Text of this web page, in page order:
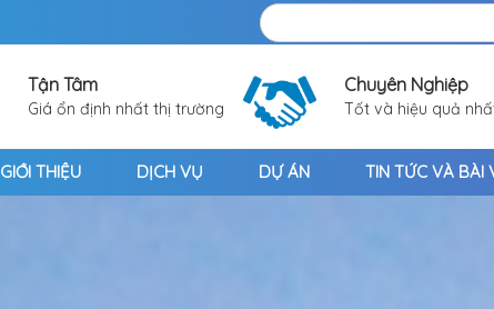
Tận Tâm
Giá ổn định nhất thị trường
Chuyên Nghiệp
Tốt và hiệu quả
GIỚI THIỆU DỊCH VỤ DỰ ÁN TIN TỨC VÀ BÀI